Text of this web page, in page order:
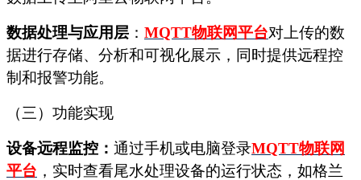
数据处理与应用层 ： MQTT物联网平台对上传的数
据进行存储、分析和可视化展示，同时提供远程控
制和报警功能。
（三）功能实现
设备远程监控： 通过手机或电脑登录MQTT物联网
平台 ，实时查看尾水处理设备的运行状态，如格兰